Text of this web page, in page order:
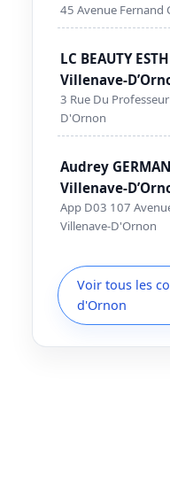
45 Avenue Fernand
LC BEAUTY
Villenave-
3 Rue Du
D'Ornon
Audrey
Villenave-
App D03 107
Villenave-D'Ornon
Voir tous les
d'Ornon